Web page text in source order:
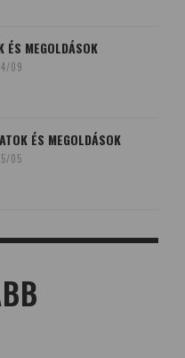
ÉS MEGOLDÁSOK
09
ÉS MEGOLDÁSOK
05